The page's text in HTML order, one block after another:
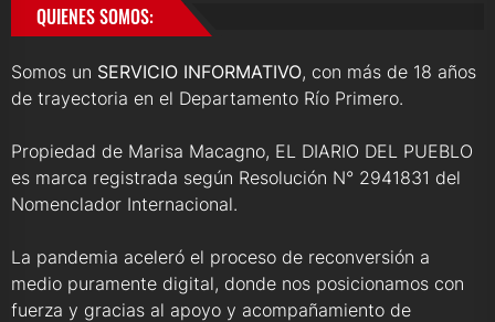
QUIENES SOMOS:
Somos un SERVICIO INFORMATIVO, con más de 18 años
de trayectoria en el Departamento Río Primero.
Propiedad de Marisa Macagno, EL DIARIO DEL PUEBLO
es marca registrada según Resolución N° 2941831 del
Nomenclador Internacional.
La pandemia aceleró el proceso de reconversión a
medio puramente digital, donde nos posicionamos con
fuerza y gracias al apoyo y acompañamiento de